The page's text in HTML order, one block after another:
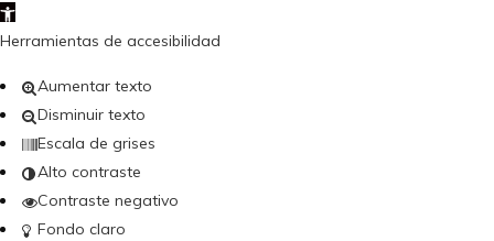
Abrir barra de herramientas
Herramientas de accesibilidad
Aumentar texto
Disminuir texto
Escala de grises
Alto contraste
Contraste negativo
Fondo claro